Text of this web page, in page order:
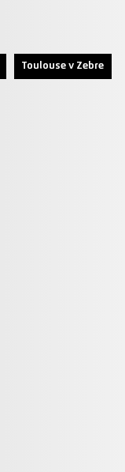
Toulouse v Zebre